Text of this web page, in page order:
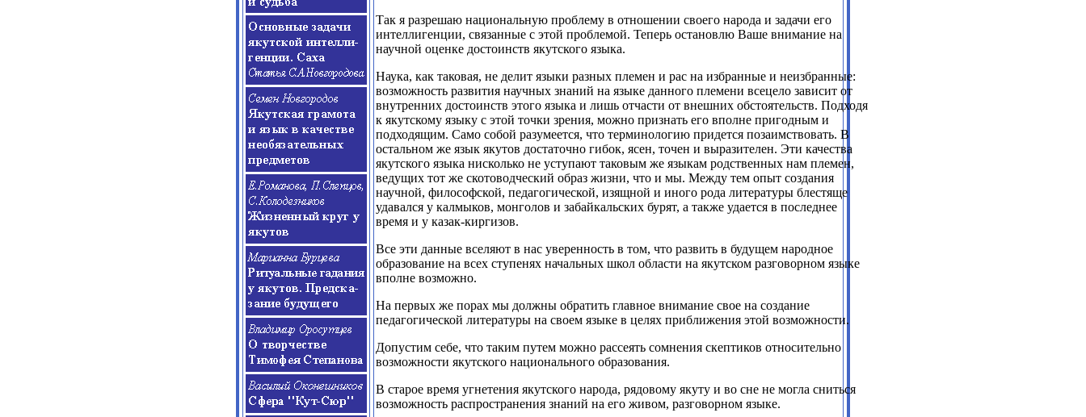
Так я разрешаю национальную проблему в отношении своего народа и задачи его
интеллигенции, связанные с этой проблемой. Теперь остановлю Ваше внимание на
научной оценке достоинств якутского языка.
Наука, как таковая, не делит языки разных племен и рас на избранные и неизбранные:
возможность развития научных знаний на языке данного племени всецело зависит от
внутренних достоинств этого языка и лишь отчасти от внешних обстоятельств. Подходя
к якутскому языку с этой точки зрения, можно признать его вполне пригодным и
подходящим. Само собой разумеется, что терминологию придется позаимствовать. В
остальном же язык якутов достаточно гибок, ясен, точен и выразителен. Эти качества
якутского языка нисколько не уступают таковым же языкам родственных нам племен,
ведущих тот же скотоводческий образ жизни, что и мы. Между тем опыт создания
научной, философской, педагогической, изящной и иного рода литературы блестяще
удавался у калмыков, монголов и забайкальских бурят, а также удается в последнее
время и у казак-киргизов.
Все эти данные вселяют в нас уверенность в том, что развить в будущем народное
образование на всех ступенях начальных школ области на якутском разговорном языке
вполне возможно.
На первых же порах мы должны обратить главное внимание свое на создание
педагогической литературы на своем языке в целях приближения этой возможности.
Допустим себе, что таким путем можно рассеять сомнения скептиков относительно
возможности якутского национального образования.
В старое время угнетения якутского народа, рядовому якуту и во сне не могла сниться
возможность распространения знаний на его живом, разговорном языке.